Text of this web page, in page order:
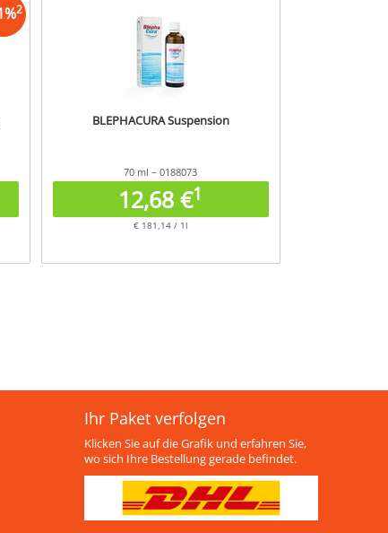
%2
BLEPHACURA Suspension
70 ml – 0188073
12,68 €1
€ 181,14 / 1l
Ihr Paket verfolgen
Klicken Sie auf die Grafik und erfahren Sie,
wo sich Ihre Bestellung gerade befindet.